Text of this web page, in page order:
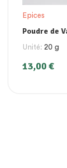
Epices
Poudre de
Unité: 20 g
13,00€